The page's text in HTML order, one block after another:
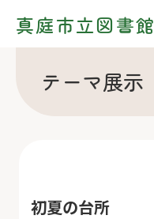
真庭市立図書館
テーマ展示
初夏の台所